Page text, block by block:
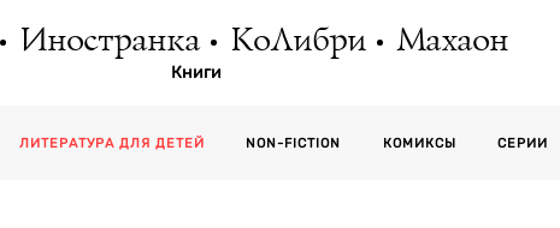
Иностранка КоЛибри Махаон
Книги
ЛИТЕРАТУРА ДЛЯ ДЕТЕЙ NON-FICTION КОМИКСЫ СЕРИИ